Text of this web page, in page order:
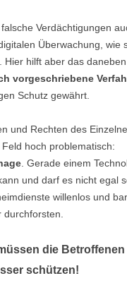
Verdächtigungen
Überwachung, wie
Hier hilft aber das
vorgeschriebene
Schutz gewährt.
und Rechten des
hoch problematisch:
. Gerade einem
und darf es nicht egal
willenlos und
die
schützen!